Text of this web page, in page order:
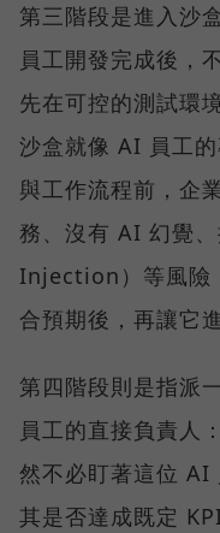
第三階段是進入沙
員工開發完成後，
先在可控的測試環
沙盒就像 AI 員工
與工作流程前，企
務、沒有 AI 幻覺
Injection）等風險
合預期後，再讓它
第四階段則是指派
員工的直接負責人
然不必盯著這位 AI
其是否達成既定